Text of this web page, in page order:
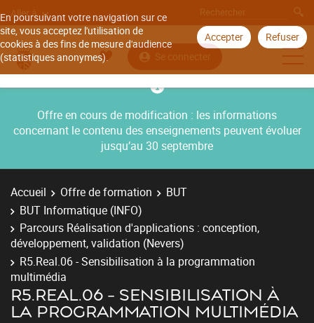
En poursuivant votre navigation sur ce
site, vous acceptez l'utilisation de
cookies à des fins de mesure d'audience
(statistiques anonymes).
Accepter Refuser
Aller à
Se connecter
Offre en cours de modification : les informations
concernant le contenu des enseignements peuvent évoluer
jusqu’au 30 septembre
Accueil Offre de formation
BUT
BUT Informatique (INFO)
Parcours Réalisation d'applications : conception,
développement, validation (Nevers)
R5.Real.06 - Sensibilisation à la programmation
multimédia
R5.REAL.06 - SENSIBILISATION À
LA PROGRAMMATION MULTIMÉDIA